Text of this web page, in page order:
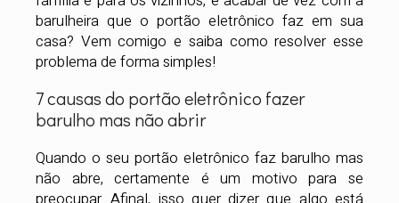
barulheira que o portão eletrônico faz em sua
casa? Vem comigo e saiba como resolver esse
problema de forma simples!
7 causas do portão eletrônico fazer
barulho mas não abrir
Quando o seu portão eletrônico faz barulho mas
não abre, certamente é um motivo para se